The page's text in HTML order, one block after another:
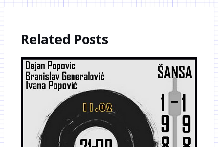
Related Posts